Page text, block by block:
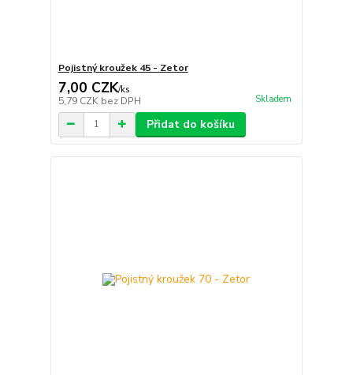
Pojistný kroužek 45 - Zetor
7,00 CZK/ks
5,79 CZK bez DPH Skladem
Přidat do košíku